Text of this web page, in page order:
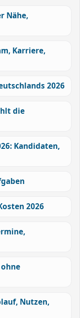
Nähe,
Karriere,
2026
die
Kandidaten,
2026
Nutzen,